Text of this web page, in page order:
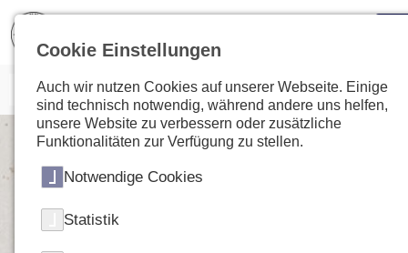
Cookie Einstellungen
Auch wir nutzen Cookies auf unserer Webseite. Einige
sind technisch notwendig, während andere uns helfen,
unsere Website zu verbessern oder zusätzliche
Funktionalitäten zur Verfügung zu stellen.
Notwendige Cookies
Statistik